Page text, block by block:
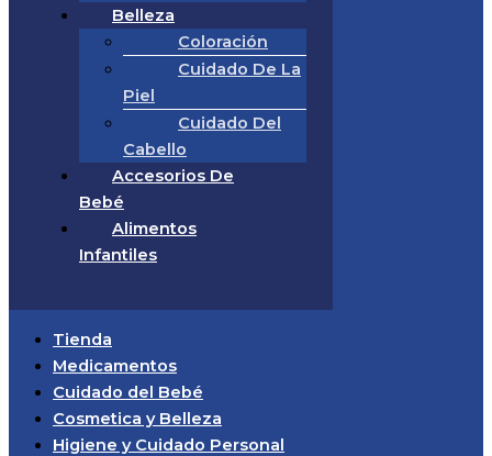
Belleza
Coloración
Cuidado De La
Piel
Cuidado Del
Cabello
Accesorios De
Bebé
Alimentos
Infantiles
Tienda
Medicamentos
Cuidado del Bebé
Cosmetica y Belleza
Higiene y Cuidado Personal